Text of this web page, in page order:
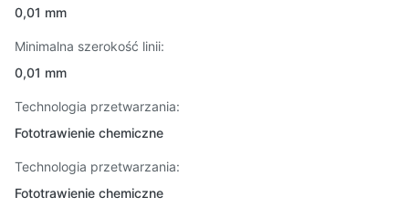
0,01 mm
Minimalna szerokość linii:
0,01 mm
Technologia przetwarzania:
Fototrawienie chemiczne
Technologia przetwarzania:
Fototrawienie chemiczne